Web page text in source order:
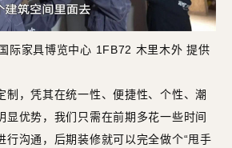
际家具博览中心 1FB72 木里木外 提供
制，凭其在统一性、便捷性、个性、潮
显优势，我们只需在前期多花一些时间
行沟通，后期装修就可以完全做个“甩手